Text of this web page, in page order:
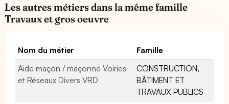
Les autres métiers dans la même famille
Travaux et gros oeuvre
Nom du métier
Famille
Aide maçon / maçonne Voiries
et Réseaux Divers VRD
CONSTRUCTION,
BÂTIMENT ET
TRAVAUX PUBLICS